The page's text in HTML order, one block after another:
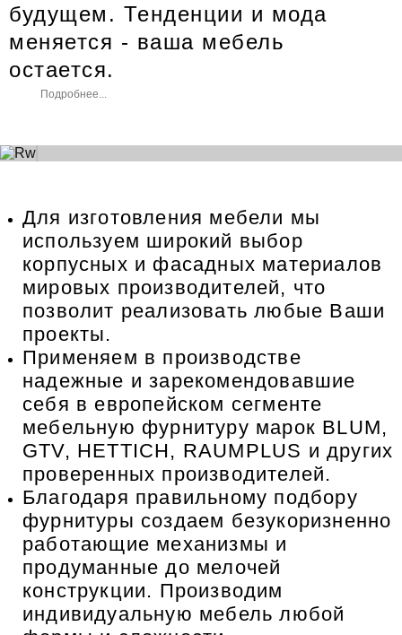
будущем. Тенденции и мода
меняется - ваша мебель
остается.
Подробнее...
Для изготовления мебели мы
используем широкий выбор
корпусных и фасадных материалов
мировых производителей, что
позволит реализовать любые Ваши
проекты.
Применяем в производстве
надежные и зарекомендовавшие
себя в европейском сегменте
мебельную фурнитуру марок BLUM,
GTV, HETTICH, RAUMPLUS и других
проверенных производителей.
Благодаря правильному подбору
фурнитуры создаем безукоризненно
работающие механизмы и
продуманные до мелочей
конструкции. Производим
индивидуальную мебель любой